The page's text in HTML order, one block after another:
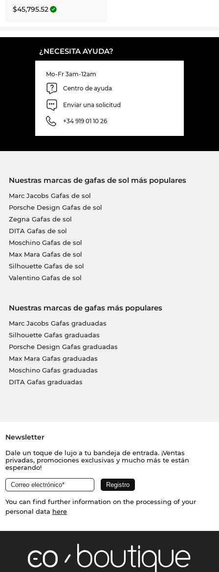
$45,795.52
¿NECESITA AYUDA?
Mo-Fr 3am-12am
Centro de ayuda
Enviar una solicitud
+34 919 01 10 26
Nuestras marcas de gafas de sol más populares
Marc Jacobs Gafas de sol
Porsche Design Gafas de sol
Zegna Gafas de sol
DITA Gafas de sol
Moschino Gafas de sol
Max Mara Gafas de sol
Silhouette Gafas de sol
Valentino Gafas de sol
Nuestras marcas de gafas más populares
Marc Jacobs Gafas graduadas
Silhouette Gafas graduadas
Porsche Design Gafas graduadas
Max Mara Gafas graduadas
Moschino Gafas graduadas
DITA Gafas graduadas
Newsletter
Dale un toque de lujo a tu bandeja de entrada. ¡Ventas
privadas, promociones exclusivas y mucho más te están
esperando!
You can find further information on the processing of your
personal data here